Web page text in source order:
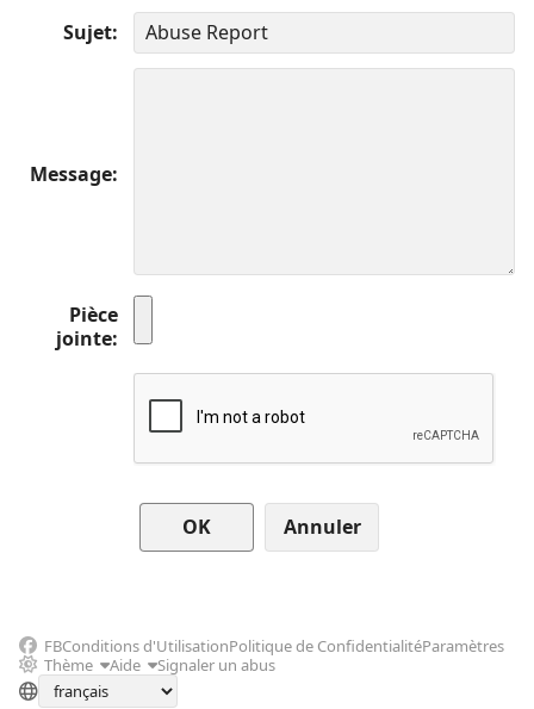
Sujet
Message
Pièce
jointe
Annuler
FBConditions d'UtilisationPolitique de ConfidentialitéParamètres
Thème
Aide Signaler un abus